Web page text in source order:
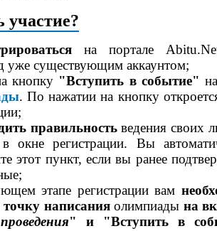
участие?
на портале
уже существующим аккаунтом;
кнопку "Вступить в событие"
. По нажатии на кнопку
правильностьведения своих
в окне регистрации. Вы
этот пункт, если вы ранее
этапе регистрации вам
написанияолимпиады на
" и "Вступить в